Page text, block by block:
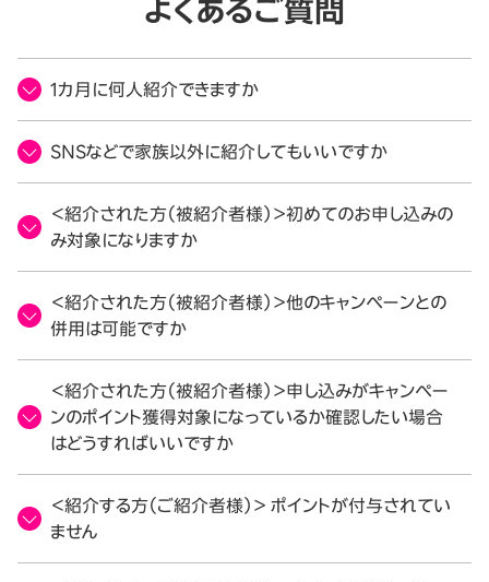
よくあるご質問
1カ月に何人紹介できますか
SNSなどで家族以外に紹介してもいいですか
＜紹介された方（被紹介者様）＞初めてのお申し込みの
み対象になりますか
＜紹介された方（被紹介者様）＞他のキャンペーンとの
併用は可能ですか
＜紹介された方（被紹介者様）＞申し込みがキャンペー
ンのポイント獲得対象になっているか確認したい場合
はどうすればいいですか
＜紹介する方（ご紹介者様）＞ ポイントが付与されてい
ません